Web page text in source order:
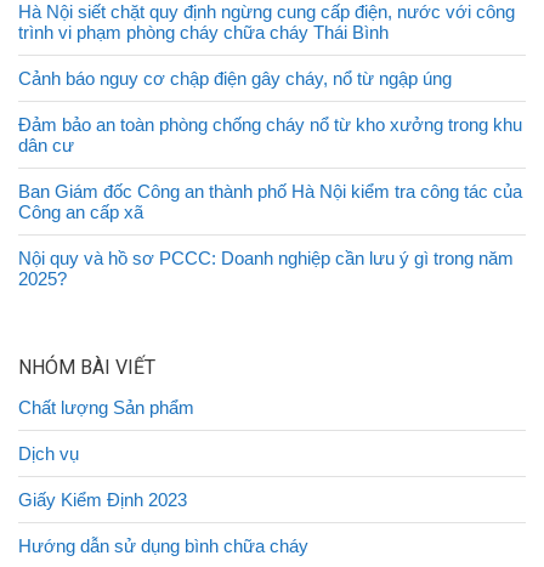
Hà Nội siết chặt quy định ngừng cung cấp điện, nước với công
trình vi phạm phòng cháy chữa cháy Thái Bình
Cảnh báo nguy cơ chập điện gây cháy, nổ từ ngập úng
Đảm bảo an toàn phòng chống cháy nổ từ kho xưởng trong khu
dân cư
Ban Giám đốc Công an thành phố Hà Nội kiểm tra công tác của
Công an cấp xã
Nội quy và hồ sơ PCCC: Doanh nghiệp cần lưu ý gì trong năm
2025?
NHÓM BÀI VIẾT
Chất lượng Sản phẩm
Dịch vụ
Giấy Kiểm Định 2023
Hướng dẫn sử dụng bình chữa cháy